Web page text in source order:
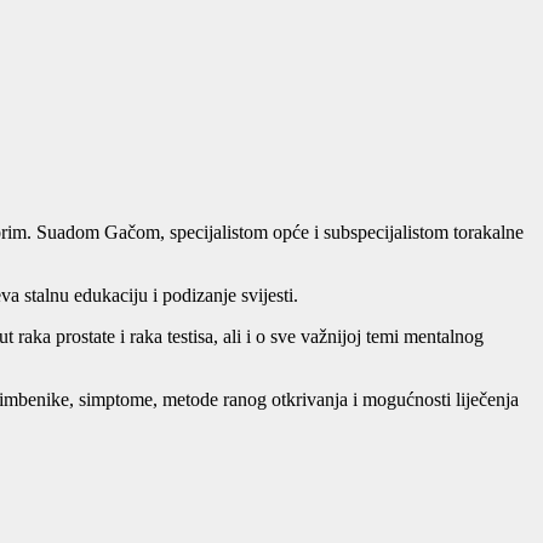
Suadom Gačom, specijalistom opće i subspecijalistom torakalne
stalnu edukaciju i podizanje svijesti.
prostate i raka testisa, ali i o sve važnijoj temi mentalnog
simptome, metode ranog otkrivanja i mogućnosti liječenja